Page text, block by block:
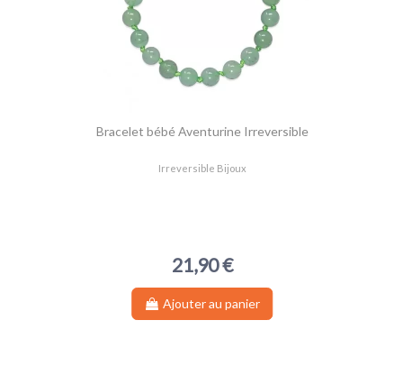
Bracelet bébé Aventurine Irreversible
Irreversible Bijoux
21,90 €
Ajouter au panier